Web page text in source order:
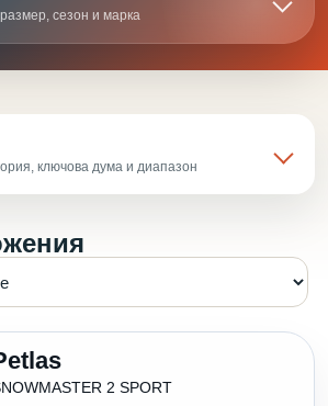
сезон и марка
ключова дума и диапазон
2 SPORT